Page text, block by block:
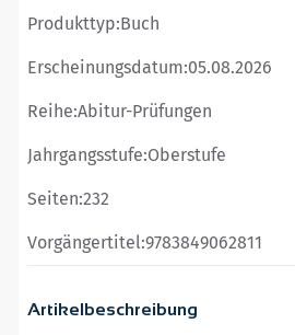
Artikelbeschreibung
Produkttyp:Buch
Erscheinungsdatum:05.08.2026
Reihe:Abitur-Prüfungen
Jahrgangsstufe:Oberstufe
Seiten:232
Vorgängertitel:9783849062811